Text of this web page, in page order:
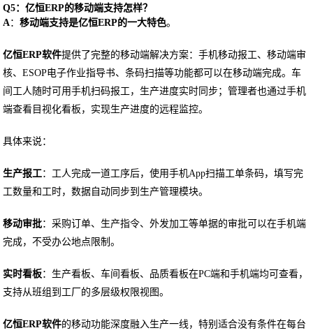
Q5：亿恒ERP的移动端支持怎样？
A：移动端支持是亿恒ERP的一大特色。
亿恒ERP软件提供了完整的移动端解决方案：手机移动报工、移动端审
核、ESOP电子作业指导书、条码扫描等功能都可以在移动端完成。车
间工人随时可用手机扫码报工，生产进度实时同步；管理者也通过手机
端查看目视化看板，实现生产进度的远程监控。
具体来说：
生产报工：工人完成一道工序后，使用手机App扫描工单条码，填写完
工数量和工时，数据自动同步到生产管理模块。
移动审批：采购订单、生产指令、外发加工等单据的审批可以在手机端
完成，不受办公地点限制。
实时看板：生产看板、车间看板、品质看板在PC端和手机端均可查看，
支持从班组到工厂的多层级权限视图。
亿恒ERP软件的移动功能深度融入生产一线，特别适合没有条件在每台